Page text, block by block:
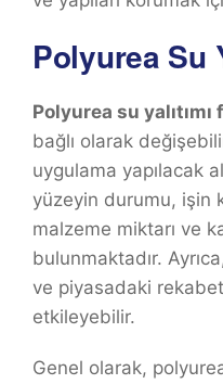
Polyurea Su
Polyurea su yalıtımı
bağlı olarak
uygulama yapılacak
yüzeyin durumu, işin
malzeme miktarı ve
bulunmaktadır.
ve piyasadaki
etkileyebilir.
Genel olarak, polyurea